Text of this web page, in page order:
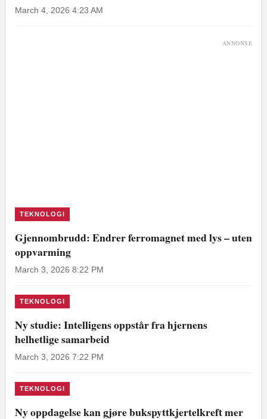
March 4, 2026 4:23 AM
ANNONSE
TEKNOLOGI
Gjennombrudd: Endrer ferromagnet med lys – uten
oppvarming
March 3, 2026 8:22 PM
TEKNOLOGI
Ny studie: Intelligens oppstår fra hjernens
helhetlige samarbeid
March 3, 2026 7:22 PM
TEKNOLOGI
Ny oppdagelse kan gjøre bukspyttkjertelkreft mer